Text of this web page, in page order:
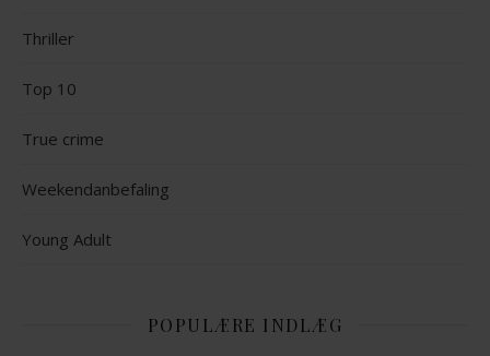
Thriller
Top 10
True crime
Weekendanbefaling
Young Adult
POPULÆRE INDLÆG